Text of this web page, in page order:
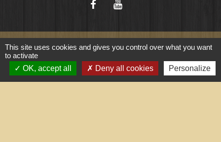
Liens utiles
This site uses cookies and gives you control over what you want
to activate
OK, accept all
Deny all cookies Personalize